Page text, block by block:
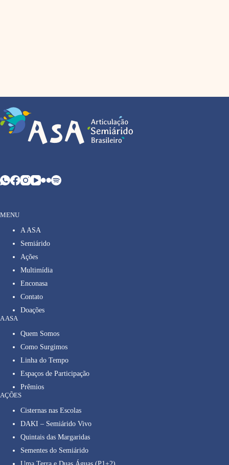
MENU
A ASA
Semiárido
Ações
Multimídia
Enconasa
Contato
Doações
A ASA
Quem Somos
Como Surgimos
Linha do Tempo
Espaços de Participação
Prêmios
AÇÕES
Cisternas nas Escolas
DAKI – Semiárido Vivo
Quintais das Margaridas
Sementes do Semiárido